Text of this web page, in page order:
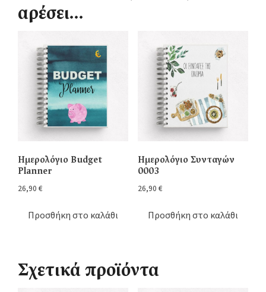
αρέσει…
Ημερολόγιο Budget
Planner
26,90 €
Προσθήκη στο καλάθι
Ημερολόγιο Συνταγών
0003
26,90 €
Προσθήκη στο καλάθι
Σχετικά προϊόντα